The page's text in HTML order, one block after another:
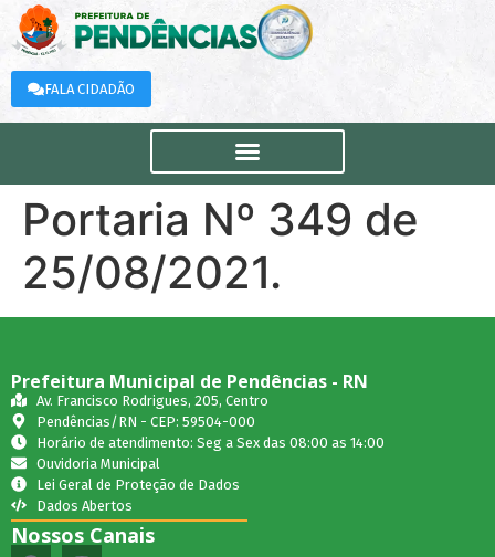
FALA CIDADÃO
Portaria Nº 349 de
25/08/2021.
Prefeitura Municipal de Pendências - RN
Av. Francisco Rodrigues, 205, Centro
Pendências/RN - CEP: 59504-000
Horário de atendimento: Seg a Sex das 08:00 as 14:00
Ouvidoria Municipal
Lei Geral de Proteção de Dados
Dados Abertos
Nossos Canais